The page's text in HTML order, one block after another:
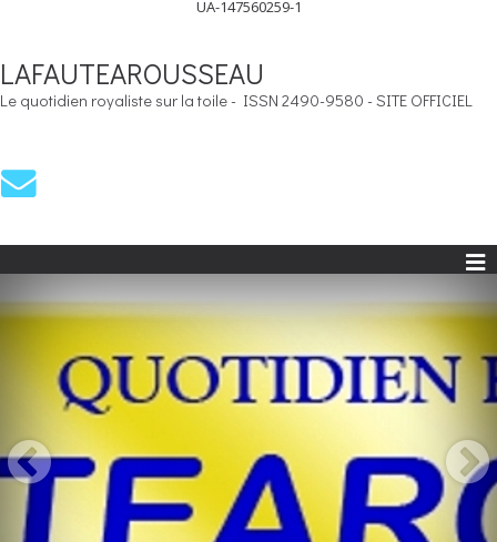
UA-147560259-1
LAFAUTEAROUSSEAU
Le quotidien royaliste sur la toile - ISSN 2490-9580 - SITE OFFICIEL